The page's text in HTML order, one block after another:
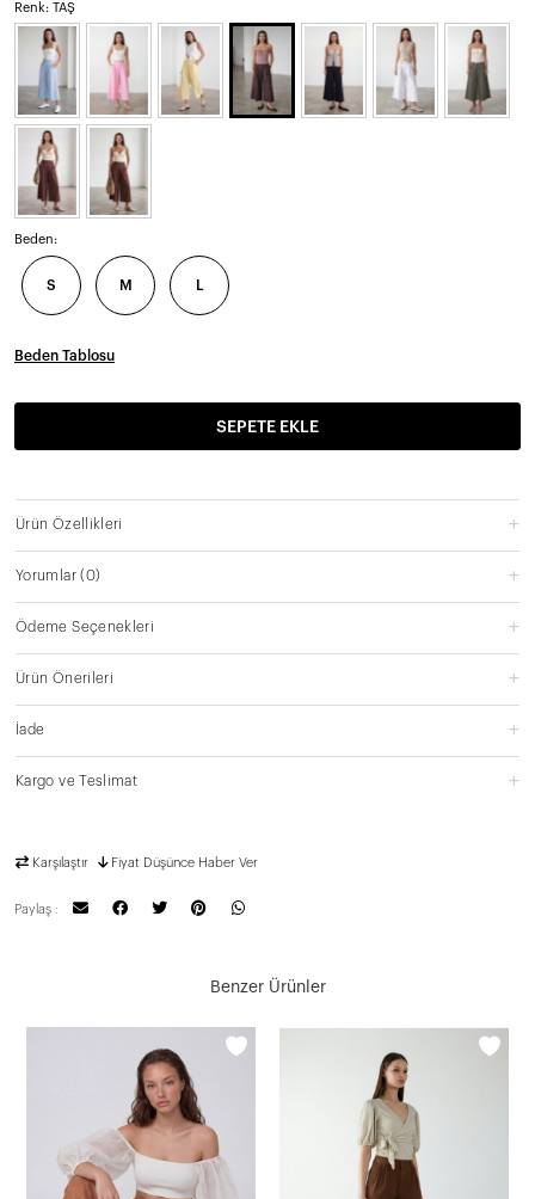
Renk: TAŞ
Beden:
S M L
Beden Tablosu
SEPETE EKLE
Ürün Özellikleri
Yorumlar(0)
Ödeme Seçenekleri
Ürün Önerileri
İade
Kargo ve Teslimat
Karşılaştır Fiyat Düşünce Haber Ver
Paylaş :
Benzer Ürünler